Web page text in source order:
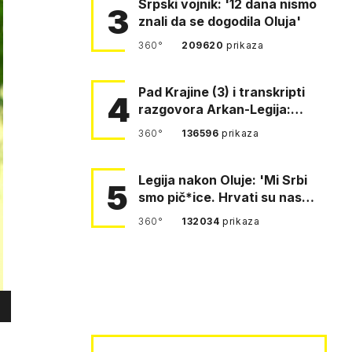
3
Srpski vojnik: '12 dana nismo
znali da se dogodila Oluja'
360° 209620prikaza
4 Pad Krajine (3) i transkripti
razgovora Arkan-Legija:
'Čujem, prelazite ustašam…
360° 136596prikaza
5
Legija nakon Oluje: 'Mi Srbi
smo pič*ice. Hrvati su nas
pomeli!'
360° 132034prikaza